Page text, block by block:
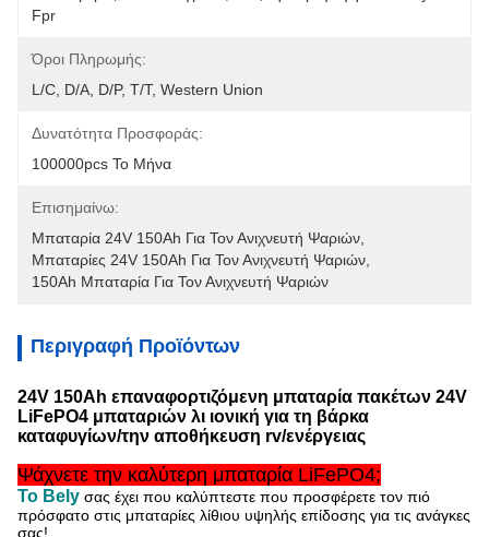
Fpr
Όροι Πληρωμής:
L/C, D/A, D/P, T/T, Western Union
Δυνατότητα Προσφοράς:
100000pcs Το Μήνα
Επισημαίνω:
Μπαταρία 24V 150Ah Για Τον Ανιχνευτή Ψαριών
Μπαταρίες 24V 150Ah Για Τον Ανιχνευτή Ψαριών
150Ah Μπαταρία Για Τον Ανιχνευτή Ψαριών
Περιγραφή Προϊόντων
24V 150Ah επαναφορτιζόμενη μπαταρία πακέτων 24V
LiFePO4 μπαταριών λι ιονική για τη βάρκα
καταφυγίων/την αποθήκευση rv/ενέργειας
Ψάχνετε την καλύτερη μπαταρία LiFePO4;
Το Bely σας έχει που καλύπτεστε που προσφέρετε τον πιό
πρόσφατο στις μπαταρίες λίθιου υψηλής επίδοσης για τις ανάγκες
σας!